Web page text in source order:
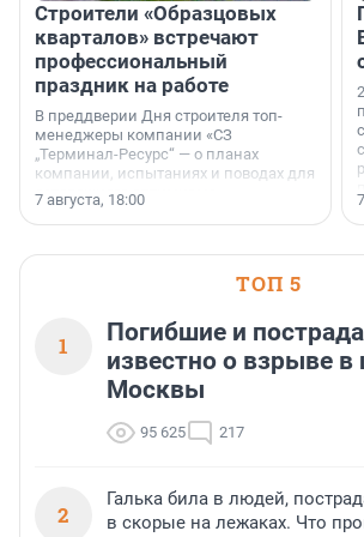
Строители «Образцовых
кварталов» встречают
профессиональный
праздник на работе
В преддверии Дня строителя топ-
менеджеры компании «СЗ
„Терминал-Ресурс“ — о планах
компании, испытаниях и поводах для
осторожного оптимизма.
7 августа, 18:00
ТОП 5
1
Погибшие и
известно о взрыве в
Москвы
95 625 217
2
Галька била в людей,
в скорые на лежаках. Что